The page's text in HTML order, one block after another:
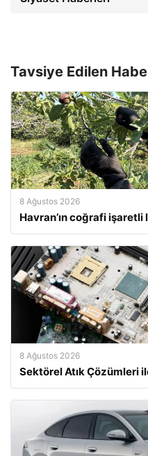
Tavsiye Edilen
8 Ağustos 2026
Havran’ın coğrafi
8 Ağustos 2026
Sektörel Atık Çözümleri